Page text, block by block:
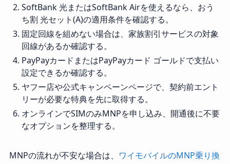
SoftBank 光またはSoftBank Airを使えるなら、おう
ち割 光セット(A)の適用条件を確認する。
固定回線を組めない場合は、家族割引サービスの対象
回線があるか確認する。
PayPayカードまたはPayPayカード ゴールドで支払い
設定できるか確認する。
ヤフー店や公式キャンペーンページで、契約前エント
リーが必要な特典を先に取得する。
オンラインでSIMのみMNPを申し込み、開通後に不要
なオプションを整理する。
MNPの流れが不安な場合は、 ワイモバイルのMNP乗り換